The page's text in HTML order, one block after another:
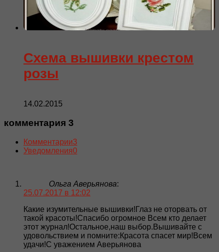
Схема вышивки крестом
розы
14.02.2015
комментария 3
Комментарии3
Уведомления0
Ольга Аверьянова:
25.07.2017 в 12:02
Какие изумительные вышивки!Глаз не оторвать от
такой красоты!Спасибо огромное Всем кто делает
этот журнал!Остальное,наш выбор.Вышивайте с
удовольствием и помните:Красота спасет мир!Всем
удачи!С уважением Аверьянова